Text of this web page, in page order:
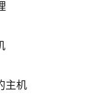
主机